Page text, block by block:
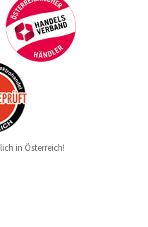
in Österreich!